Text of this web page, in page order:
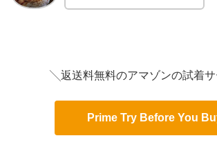
╲返送料無料のアマゾンの試着サ
Prime Try Before You